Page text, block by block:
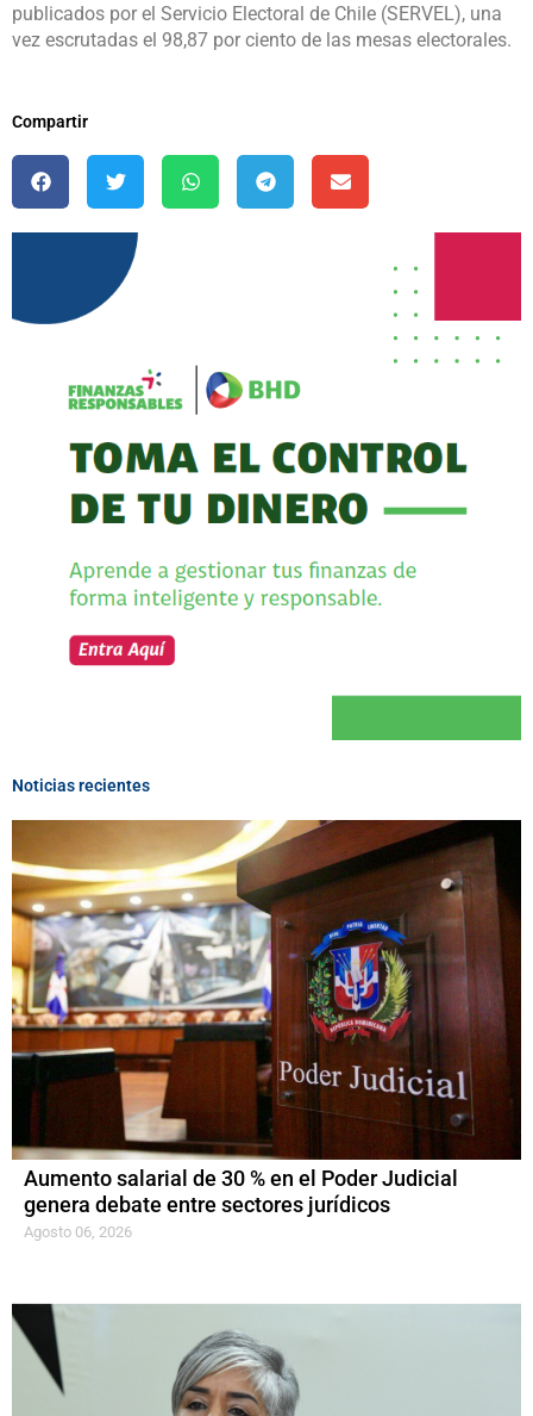
publicados por el Servicio Electoral de Chile (SERVEL), una
vez escrutadas el 98,87 por ciento de las mesas electorales.
Compartir
Noticias recientes
Aumento salarial de 30 % en el Poder Judicial
genera debate entre sectores jurídicos
Agosto 06, 2026